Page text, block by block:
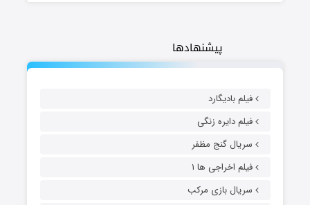
پیشنهادها
فیلم بادیگارد
فیلم دایره زنگی
سریال گنج مظفر
فیلم اخراجی ها ۱
سریال بازی مرکب